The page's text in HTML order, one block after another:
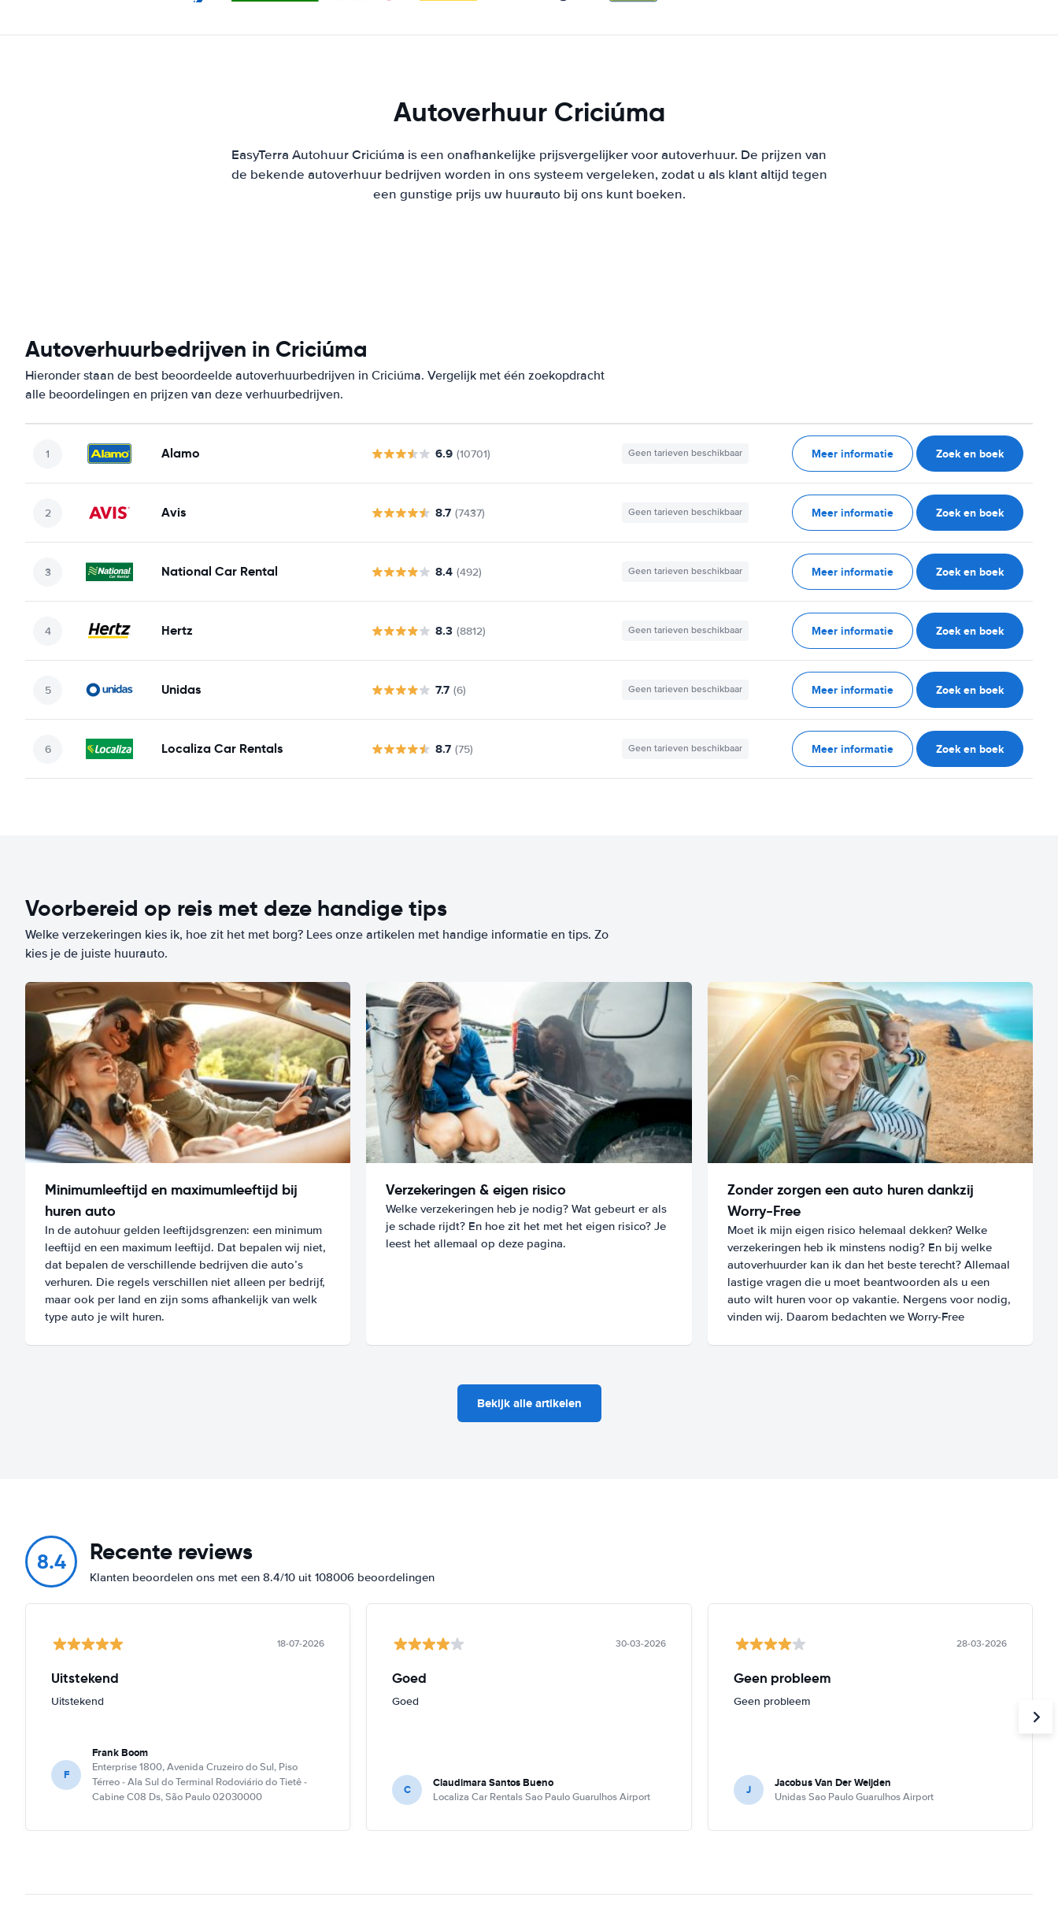
Autoverhuur Criciúma
EasyTerra Autohuur Criciúma is een onafhankelijke prijsvergelijker voor autoverhuur. De prijzen van
de bekende autoverhuur bedrijven worden in ons systeem vergeleken, zodat u als klant altijd tegen
een gunstige prijs uw huurauto bij ons kunt boeken.
Autoverhuurbedrijven in Criciúma
Hieronder staan de best beoordeelde autoverhuurbedrijven in Criciúma. Vergelijk met één zoekopdracht
alle beoordelingen en prijzen van deze verhuurbedrijven.
Alamo 6.9 (10701) Geen tarieven beschikbaar Meer informatie Zoek en boek
Avis 8.7 (7437) Geen tarieven beschikbaar Meer informatie Zoek en boek
National Car Rental 8.4 (492) Geen tarieven beschikbaar Meer informatie Zoek en boek
Hertz 8.3 (8812) Geen tarieven beschikbaar Meer informatie Zoek en boek
Unidas 7.7 (6) Geen tarieven beschikbaar Meer informatie Zoek en boek
Localiza Car Rentals 8.7 (75) Geen tarieven beschikbaar Meer informatie Zoek en boek
Voorbereid op reis met deze handige tips
Welke verzekeringen kies ik, hoe zit het met borg? Lees onze artikelen met handige informatie en tips. Zo
kies je de juiste huurauto.
Minimumleeftijd en maximumleeftijd bij
huren auto
In de autohuur gelden leeftijdsgrenzen: een minimum
leeftijd en een maximum leeftijd. Dat bepalen wij niet,
dat bepalen de verschillende bedrijven die auto’s
verhuren. Die regels verschillen niet alleen per bedrijf,
maar ook per land en zijn soms afhankelijk van welk
type auto je wilt huren.
Verzekeringen & eigen risico
Welke verzekeringen heb je nodig? Wat gebeurt er als
je schade rijdt? En hoe zit het met het eigen risico? Je
leest het allemaal op deze pagina.
Zonder zorgen een auto huren dankzij
Worry-Free
Moet ik mijn eigen risico helemaal dekken? Welke
verzekeringen heb ik minstens nodig? En bij welke
autoverhuurder kan ik dan het beste terecht? Allemaal
lastige vragen die u moet beantwoorden als u een
auto wilt huren voor op vakantie. Nergens voor nodig,
vinden wij. Daarom bedachten we Worry-Free
Bekijk alle artikelen
8.4 Recente reviews
Klanten beoordelen ons met een 8.4/10 uit 108006 beoordelingen
18-07-2026
Uitstekend
Uitstekend
F
Frank Boom
Enterprise 1800, Avenida Cruzeiro do Sul, Piso
Térreo - Ala Sul do Terminal Rodoviário do Tietê -
Cabine C08 Ds, São Paulo 02030000
30-03-2026
Goed
Goed
C Claudimara Santos Bueno
Localiza Car Rentals Sao Paulo Guarulhos Airport
28-03-2026
Geen probleem
Geen probleem
J Jacobus Van Der Weijden
Unidas Sao Paulo Guarulhos Airport